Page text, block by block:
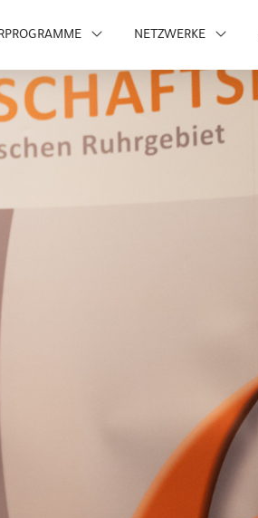
NETZWERKE